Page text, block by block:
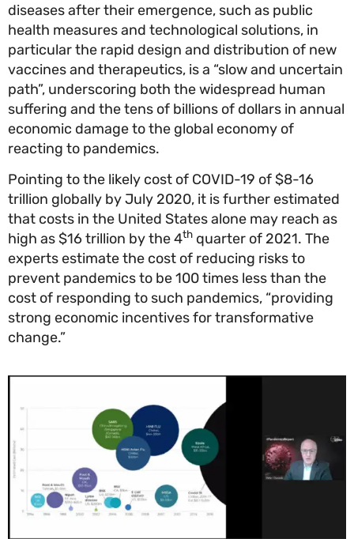
diseases after their emergence, such as public
health measures and technological solutions, in
particular the rapid design and distribution of
vaccines and therapeutics, is a “slow and
path”, underscoring both the widespread human
suffering and the tens of billions of dollars in
economic damage to the global economy of
reacting to pandemics.
Pointing to the likely cost of COVID-19 of $8-16
trillion globally by July 2020, it is further
that costs in the United States alone may reach
high as $16 trillion by the 4thquarter of 2021. The
experts estimate the cost of reducing risks to
prevent pandemics to be 100 times less than the
cost of responding to such pandemics,
strong economic incentives for transformative
change.”